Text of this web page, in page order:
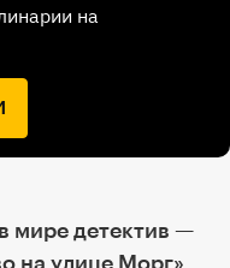
на
мире детектив —
на улице Морг»